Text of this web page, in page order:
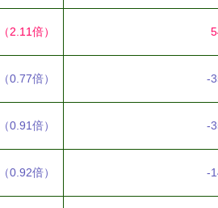
（2.11倍）
（0.77倍） -
（0.91倍） -
（0.92倍） -